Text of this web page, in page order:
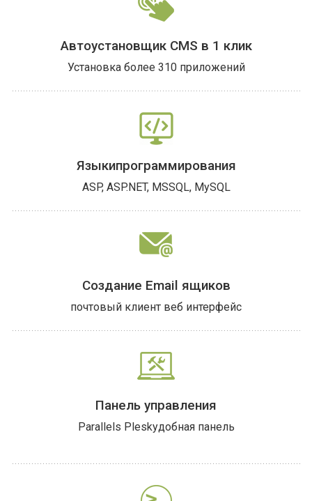
АвтоустановщикCMS в 1 клик
Установка более 310 приложений
Языкипрограммирования
ASP, ASP.NET, MSSQL, MySQL
Создание Email ящиков
почтовый клиент веб интерфейс
Панель управления
Parallels Pleskудобная панель